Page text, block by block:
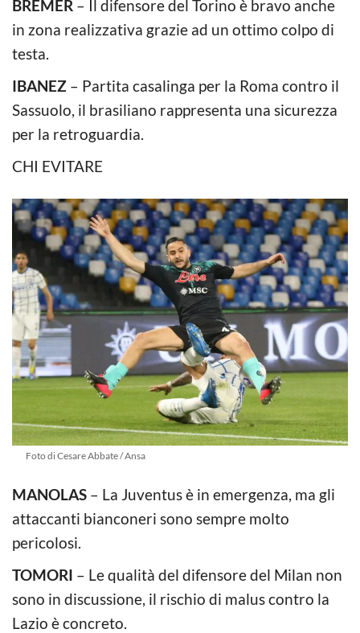
BREMER – Il difensore del Torino è bravo anche
in zona realizzativa grazie ad un ottimo colpo di
testa.
IBANEZ – Partita casalinga per la Roma contro il
Sassuolo, il brasiliano rappresenta una sicurezza
per la retroguardia.
CHI EVITARE
Foto di Cesare Abbate / Ansa
MANOLAS – La Juventus è in emergenza, ma gli
attaccanti bianconeri sono sempre molto
pericolosi.
TOMORI – Le qualità del difensore del Milan non
sono in discussione, il rischio di malus contro la
Lazio è concreto.